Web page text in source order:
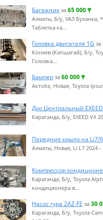
Багажник за65 000₸
Алматы, Б/у, УАЗ Буханка,
Таблетка-ға…
Головка двигателя 1G за
Конаев (Капшагай), Б/у,
Головка…
Бампер за60 000₸
Актобе, Новая, Toyota
Дхо Центральный EXEED
Караганда, Б/у, EXEED VX
Передние крыло на Li7/9
Алматы, Новая, Li L7 2024 -
Компрессор
Караганда, Б/у, Toyota
кондиционера в…
Насос гура 2AZ-FE за30
Караганда, Б/у, Toyota